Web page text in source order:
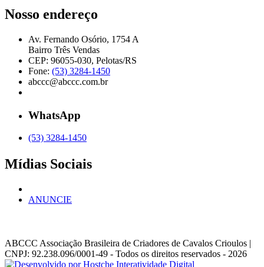
Nosso endereço
Av. Fernando Osório, 1754 A
Bairro Três Vendas
CEP: 96055-030, Pelotas/RS
Fone: (53) 3284-1450
abccc@abccc.com.br
WhatsApp
(53) 3284-1450
Mídias Sociais
ANUNCIE
ABCCC Associação Brasileira de Criadores de Cavalos Crioulos |
CNPJ: 92.238.096/0001-49 - Todos os direitos reservados - 2026